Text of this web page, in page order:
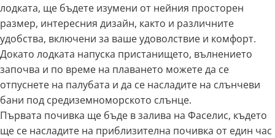
лодката, ще бъдете изумени от нейния просторен
размер, интересния дизайн, както и различните
удобства, включени за ваше удоволствие и комфорт.
Докато лодката напуска пристанището, вълнението
започва и по време на плаването можете да се
отпуснете на палубата и да се насладите на слънчеви
бани под средиземноморското слънце.
Първата почивка ще бъде в залива на Фаселис, където
ще се насладите на приблизителна почивка от един час